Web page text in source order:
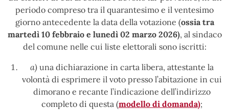
periodo compreso tra il quarantesimo e il ventesimo
giorno antecedente la data della votazione (ossia tra
martedì 10 febbraio e lunedì 02 marzo 2026), al sindaco
del comune nelle cui liste elettorali sono iscritti:
a) una dichiarazione in carta libera, attestante la
volontà di esprimere il voto presso l’abitazione in cui
dimorano e recante l’indicazione dell’indirizzo
completo di questa (modello di domanda);